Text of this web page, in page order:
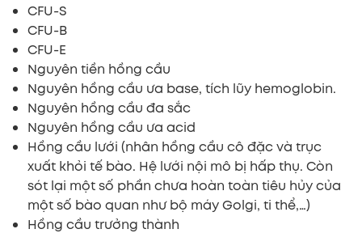
CFU-S
CFU-B
CFU-E
Nguyên tiền hồng cầu
Nguyên hồng cầu ưa base, tích lũy hemoglobin.
Nguyên hồng cầu đa sắc
Nguyên hồng cầu ưa acid
Hồng cầu lưới (nhân hồng cầu cô đặc và trục
xuất khỏi tế bào. Hệ lưới nội mô bị hấp thụ. Còn
sót lại một số phần chưa hoàn toàn tiêu hủy của
một số bào quan như bộ máy Golgi, ti thể,…)
Hồng cầu trưởng thành